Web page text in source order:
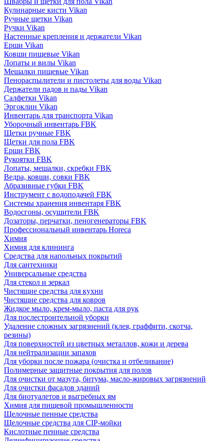
Кулинарные кисти Vikan
Ручные щетки Vikan
Ручки Vikan
Настенные крепления и держатели Vikan
Ерши Vikan
Ковши пищевые Vikan
Лопаты и вилы Vikan
Мешалки пищевые Vikan
Пенораспылители и пистолеты для воды Vikan
Держатели падов и пады Vikan
Салфетки Vikan
Эргоклин Vikan
Инвентарь для транспорта Vikan
Уборочный инвентарь FBK
Щетки ручные FBK
Щетки для пола FBK
Ерши FBK
Рукоятки FBK
Лопаты, мешалки, скребки FBK
Ведра, ковши, совки FBK
Абразивные губки FBK
Инструмент с водоподачей FBK
Системы хранения инвентаря FBK
Водосгоны, осушители FBK
Дозаторы, перчатки, пеногенераторы FBK
Профессиональный инвентарь Horeca
Химия
Химия для клининга
Средства для напольных покрытий
Для сантехники
Универсальные средства
Для стекол и зеркал
Чистящие средства для кухни
Чистящие средства для ковров
Жидкое мыло, крем-мыло, паста для рук
Для послестроительной уборки
Удаление сложных загрязнений (клея, граффити, скотча,
резины)
Для поверхностей из цветных металлов, кожи и дерева
Для нейтрализации запахов
Для уборки после пожара (очистка и отбеливание)
Полимерные защитные покрытия для полов
Для очистки от мазута, битума, масло-жировых загрязнений
Для очистки фасадов зданий
Для биотуалетов и выгребных ям
Химия для пищевой промышленности
Щелочные пенные средства
Щелочные средства для CIP-мойки
Кислотные пенные средства